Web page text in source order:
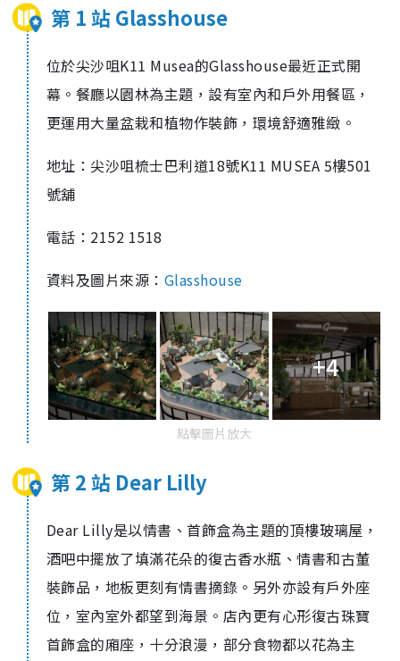
第 1 站 Glasshouse
位於尖沙咀K11 Musea的Glasshouse最近正式開
幕。餐廳以園林為主題，設有室內和戶外用餐區，
更運用大量盆栽和植物作裝飾，環境舒適雅緻。
地址：尖沙咀梳士巴利道18號K11 MUSEA 5樓501
號舖
電話：2152 1518
資料及圖片來源： Glasshouse
+4
點擊圖片放大
第 2 站 Dear Lilly
Dear Lilly是以情書、首飾盒為主題的頂樓玻璃屋，
酒吧中擺放了填滿花朵的復古香水瓶、情書和古董
裝飾品，地板更刻有情書摘錄。另外亦設有戶外座
位，室內室外都望到海景。店內更有心形復古珠寶
首飾盒的廂座，十分浪漫，部分食物都以花為主